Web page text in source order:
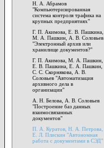
Н. А. Абрамов
"Компьютеризированная
система контроля трафика на
крупных предприятиях"
Г. П. Акимова, Е. В. Пашкина,
М. А. Пашкин, А. В. Соловьев
"Электронный архив или
хранилище документов?"
Г. П. Акимова, М. А. Пашкин,
Е. В. Пашкина, Е. А. Пашкин,
С. С. Скорнякова, А. В.
Соловьев "Автоматизация
архивного дела в
организации"
А. Н. Белова, А. В. Соловьев
"Построение баз данных
взаимосвязанных
документов"
П. А. Куратов, Н. А. Петрова,
Е. Л. Плискин "Автономная
работа с документами в СЭД"